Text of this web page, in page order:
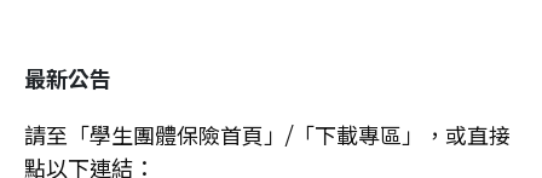
最新公告
請至「學生團體保險首頁」/「下載專區」，或直接
點以下連結：